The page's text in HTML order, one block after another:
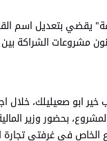
يقضي بتعديل اسم
مشروعات الشراكة
خير ابو صعيليلك، خلال
المشروع، بحضور وزير
في غرفتي تجارة